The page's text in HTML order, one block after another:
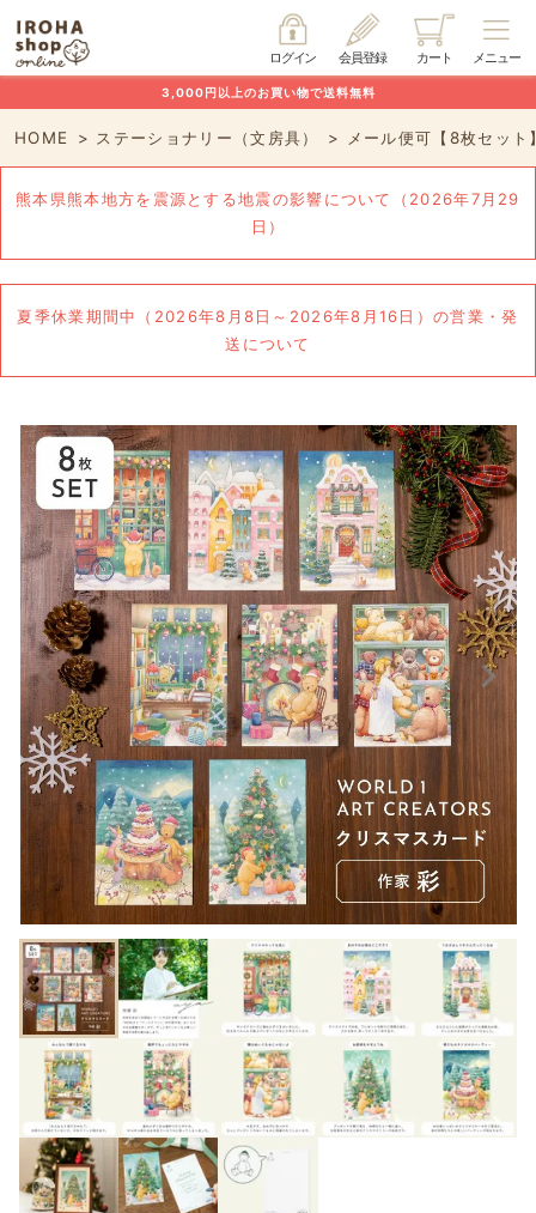
メニュー
カート
会員登録
ログイン
3,000円以上のお買い物で送料無料
HOME ステーショナリー（文房具） メール便可【8枚セッ
熊本県熊本地方を震源とする地震の影響について（2026年7月29
日）
夏季休業期間中（2026年8月8日～2026年8月16日）の営業・発
送について